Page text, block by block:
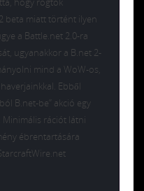
beta miatt történt ilyen
a Battle.net 2.0-ra
ugyanakkor a B.net 2-
mind a WoW-os,
Ebből
B.net-be” akció egy
rációt látni
ébrentartására